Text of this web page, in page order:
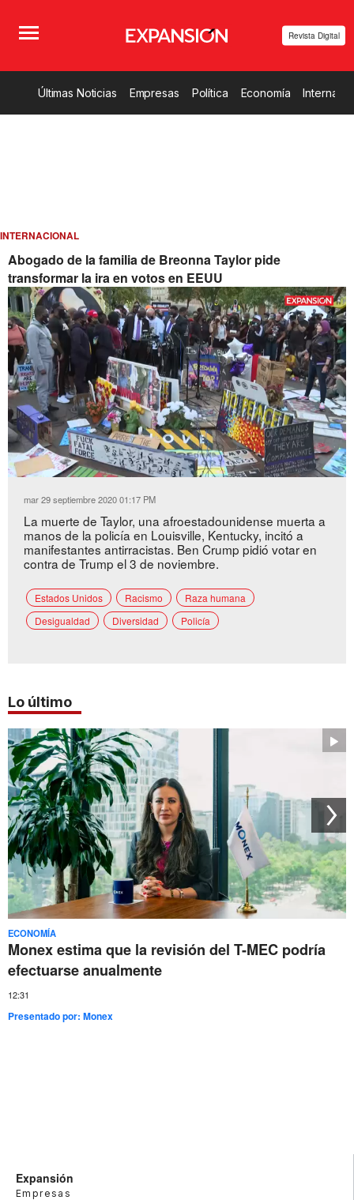
Revista Digital
Últimas Noticias Empresas Política Economía
INTERNACIONAL
Abogado de la familia de Breonna Taylor pide
transformar la ira en votos en EEUU
Unmute Loaded:
36.50%
mar 29 septiembre 2020 01:17 PM
La muerte de Taylor, una afroestadounidense muerta a
manos de la policía en Louisville, Kentucky, incitó a
manifestantes antirracistas. Ben Crump pidió votar en
contra de Trump el 3 de noviembre.
Estados Unidos Racismo
Raza humana
Desigualdad
Diversidad Policía
Lo último
ECONOMÍA
Monex estima que la revisión del T-MEC podría
efectuarse anualmente
12:31
Presentado por:Monex
Expansión
Empresas